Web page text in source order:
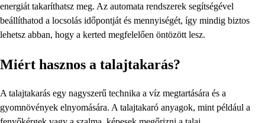
energiát takaríthatsz meg. Az automata rendszerek segítségével
beállíthatod a locsolás időpontját és mennyiségét, így mindig biztos
lehetsz abban, hogy a kerted megfelelően öntözött lesz.
Miért hasznos a talajtakarás?
A talajtakarás egy nagyszerű technika a víz megtartására és a
gyomnövények elnyomására. A talajtakaró anyagok, mint például a